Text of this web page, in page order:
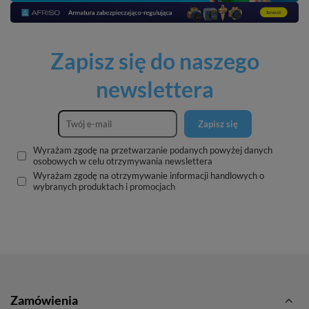
Zapisz się do naszego
newslettera
Zapisz się
Wyrażam zgodę na przetwarzanie podanych powyżej danych
osobowych w celu otrzymywania newslettera
Wyrażam zgodę na otrzymywanie informacji handlowych o
wybranych produktach i promocjach
Zamówienia